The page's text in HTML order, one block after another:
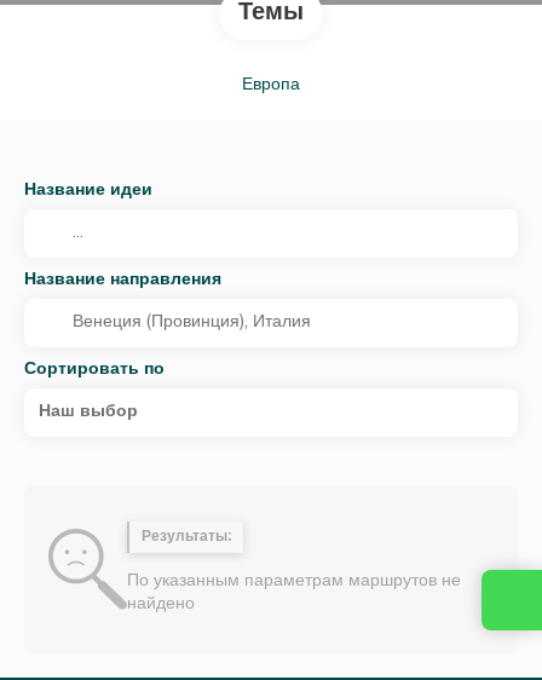
Темы
Европа
Название идеи
Название направления
Сортировать по
Наш выбор
Результаты:
По указанным параметрам маршрутов не
найдено